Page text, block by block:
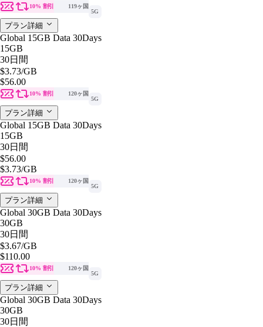
10% 割引
119ヶ国
5G
プラン詳細
Global 15GB Data 30Days
15GB
30日間
$3.73/GB
$56.00
10% 割引
120ヶ国
5G
プラン詳細
Global 15GB Data 30Days
15GB
30日間
$56.00
$3.73/GB
10% 割引
120ヶ国
5G
プラン詳細
Global 30GB Data 30Days
30GB
30日間
$3.67/GB
$110.00
10% 割引
120ヶ国
5G
プラン詳細
Global 30GB Data 30Days
30GB
30日間